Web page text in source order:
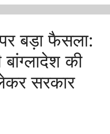
बड़ा फैसला:
बांग्लादेश की
सरकार